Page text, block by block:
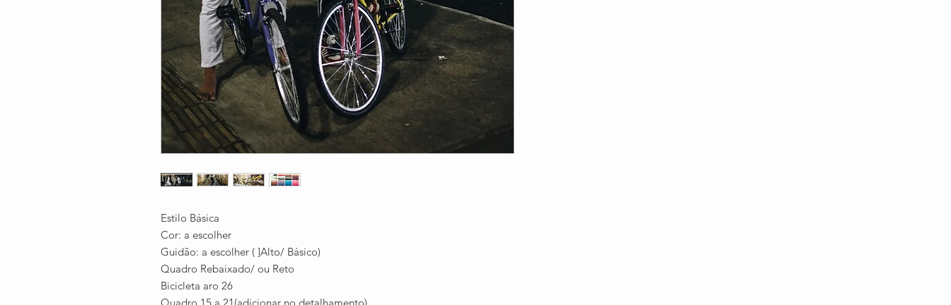
Estilo Básica
Cor: a escolher
Guidão: a escolher ( ]Alto/ Básico)
Quadro Rebaixado/ ou Reto
Bicicleta aro 26